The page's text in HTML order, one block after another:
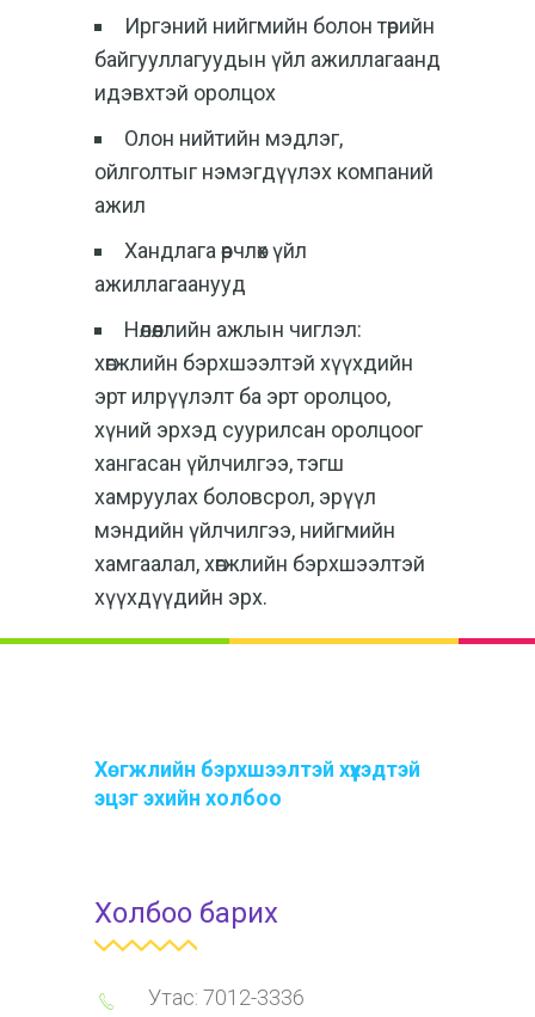
Иргэний нийгмийн болон төрийн
байгууллагуудын үйл ажиллагаанд
идэвхтэй оролцох
Олон нийтийн мэдлэг,
ойлголтыг нэмэгдүүлэх компаний
ажил
Хандлага өөрчлөх үйл
ажиллагаанууд
Нөлөөллийн ажлын чиглэл:
хөгжлийн бэрхшээлтэй хүүхдийн
эрт илрүүлэлт ба эрт оролцоо,
хүний эрхэд суурилсан оролцоог
хангасан үйлчилгээ, тэгш
хамруулах боловсрол, эрүүл
мэндийн үйлчилгээ, нийгмийн
хамгаалал, хөгжлийн бэрхшээлтэй
хүүхдүүдийн эрх.
Хөгжлийн бэрхшээлтэй хүүхэдтэй
эцэг эхийн холбоо
Холбоо барих
Утас: 7012-3336